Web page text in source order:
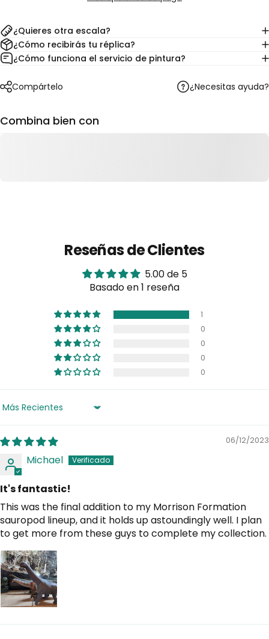
¿Quieres otra escala?
¿Cómo recibirás tu réplica?
¿Cómo funciona el servicio de pintura?
Compártelo ¿Necesitas ayuda?
Combina bien con
Reseñas de Clientes
5.00 de 5
Basado en 1 reseña
1
0
0
0
0
Sort by
06/12/2023
Michael
It's fantastic!
This was the final addition to my Morrison Formation
sauropod lineup, and it holds up astoundingly well. I plan
to get more from these guys to complete my collection.